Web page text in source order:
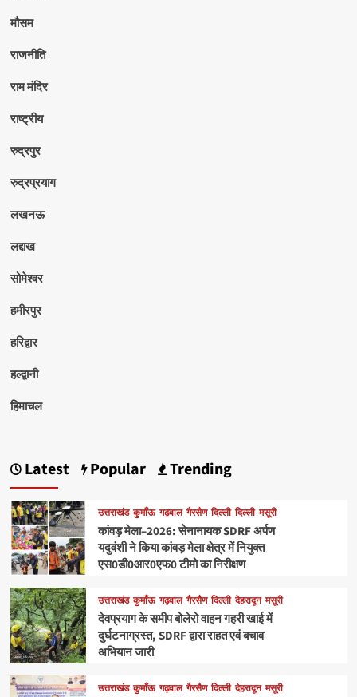
मौसम
राजनीति
राम मंदिर
राष्ट्रीय
रुद्रपुर
रुद्रप्रयाग
लखनऊ
लद्दाख
सोमेश्वर
हमीरपुर
हरिद्वार
हल्द्वानी
हिमाचल
Latest Popular Trending
उत्तराखंड कुमाँऊ गढ़वाल गैरसैण दिल्ली दिल्ली मसूरी
कांवड़ मेला–2026: सेनानायक SDRF अर्पण
यदुवंशी ने किया कांवड़ मेला क्षेत्र में नियुक्त
एस0डी0आर0एफ0 टीमो का निरीक्षण
उत्तराखंड कुमाँऊ गढ़वाल गैरसैण दिल्ली देहरादून मसूरी
देवप्रयाग के समीप बोलेरो वाहन गहरी खाई में
दुर्घटनाग्रस्त, SDRF द्वारा राहत एवं बचाव
अभियान जारी
उत्तराखंड कुमाँऊ गढ़वाल गैरसैण दिल्ली देहरादून मसूरी